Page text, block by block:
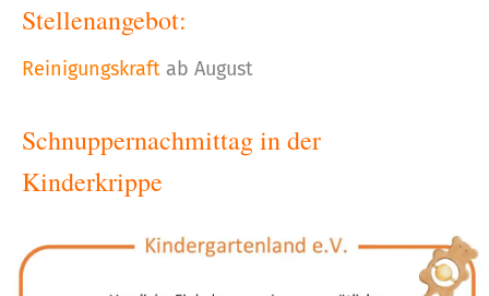
Stellenangebot:
Reinigungskraft ab August
Schnuppernachmittag in der
Kinderkrippe